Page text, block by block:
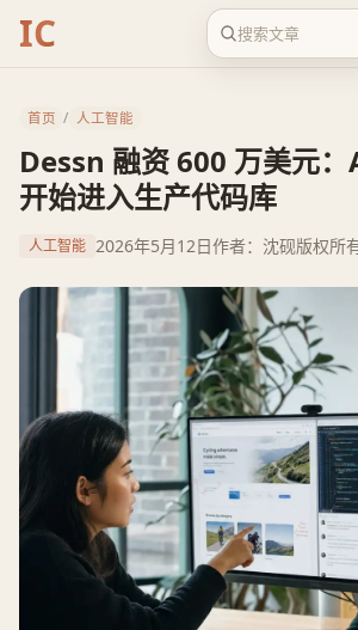
IC
首页 / 人工智能
Dessn 融资 600 万美元
开始进入生产代码库
人工智能 2026年5月12日作者：沈砚版权所